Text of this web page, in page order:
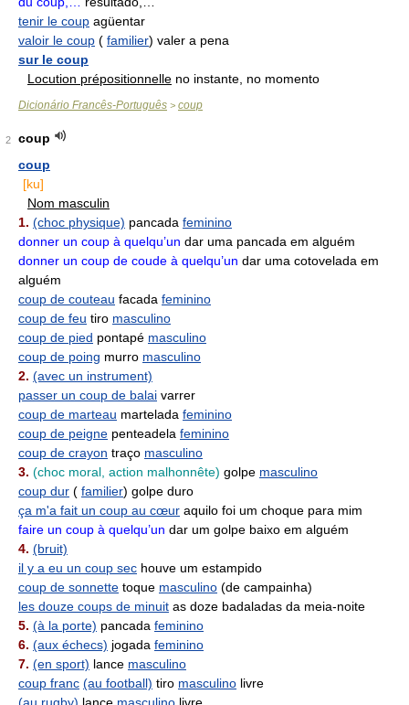
tenir le coup agüentar
valoir le coup ( familier) valer a pena
sur le coup
Locution prépositionnelle no instante, no momento
Dicionário Francês-Português > coup
2
coup
coup
[ku]
Nom masculin
1. (choc physique) pancada feminino
donner un coup à quelqu’un dar uma pancada em alguém
donner un coup de coude à quelqu’un dar uma cotovelada em
alguém
coup de couteau facada feminino
coup de feu tiro masculino
coup de pied pontapé masculino
coup de poing murro masculino
2. (avec un instrument)
passer un coup de balai varrer
coup de marteau martelada feminino
coup de peigne penteadela feminino
coup de crayon traço masculino
3. (choc moral, action malhonnête) golpe masculino
coup dur ( familier) golpe duro
ça m'a fait un coup au cœur aquilo foi um choque para mim
faire un coup à quelqu’un dar um golpe baixo em alguém
4. (bruit)
il y a eu un coup sec houve um estampido
coup de sonnette toque masculino (de campainha)
les douze coups de minuit as doze badaladas da meia-noite
5. (à la porte) pancada feminino
6. (aux échecs) jogada feminino
7. (en sport) lance masculino
coup franc (au football) tiro masculino livre